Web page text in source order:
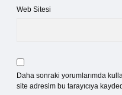
Web Sitesi
Daha sonraki yorumlarımda
site adresim bu tarayıcıya